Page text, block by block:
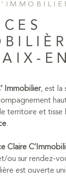
Immobilier, est la
territoire et tisse
.
Claire
ou sur rendez-
est ouverte